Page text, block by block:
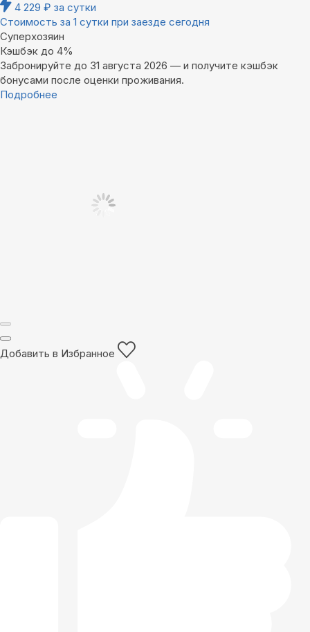
4 229 ₽ за сутки
Стоимость за 1 сутки при заезде сегодня
Суперхозяин
Кэшбэк до 4%
Забронируйте до 31 августа 2026 — и получите кэшбэк
бонусами после оценки проживания.
Подробнее
Добавить в Избранное